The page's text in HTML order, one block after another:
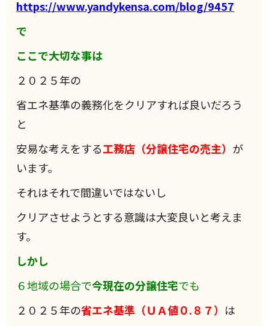
https://www.yandykensa.com/blog/9457
で
ここで大切な事は
２０２５年の
省エネ基準の義務化をクリアすれば良いだろう
と
安易な考えをする工務店（分譲住宅の売主） が
います。
それはそれで間違いではないし
クリアさせようとする意識は大変良いと考えま
す。
しかし
６地域の場合で今現在の分譲住宅でも
２０２５年の省エネ基準（ＵＡ値０.８７） は